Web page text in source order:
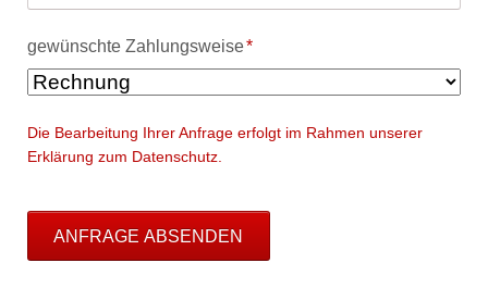
Pflichtfeld
gewünschte Zahlungsweise*
Die Bearbeitung Ihrer Anfrage erfolgt im Rahmen unserer
Erklärung zum Datenschutz.
ANFRAGE ABSENDEN